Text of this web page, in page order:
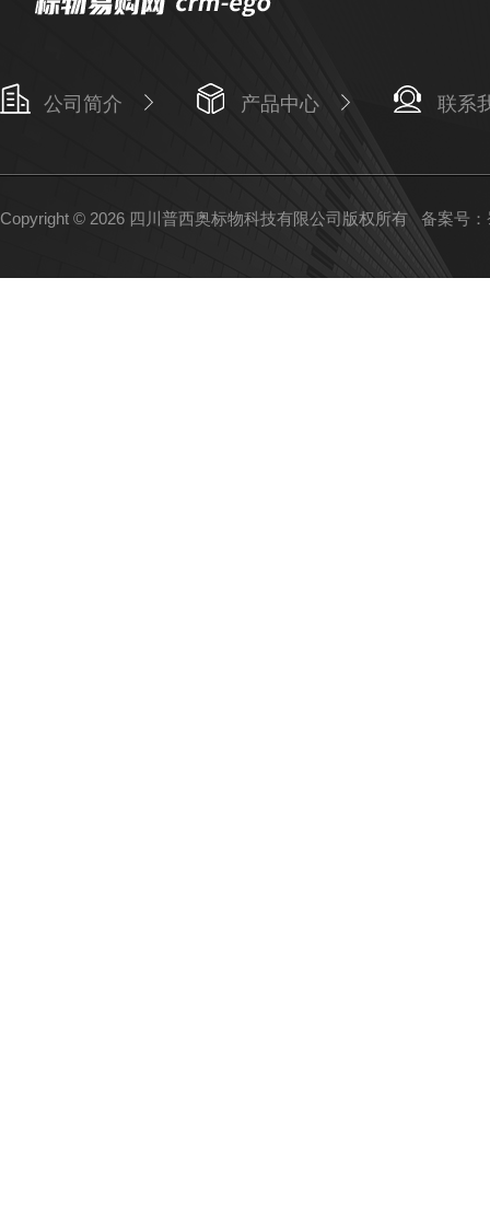
公司简介 产品中心 联系
Copyright © 2026 四川普西奥标物科技有限公司版权所有 备案号：